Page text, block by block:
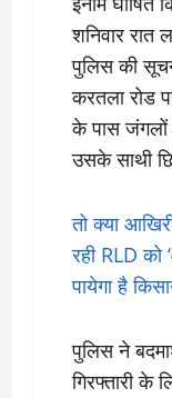
शनिवार रात
पुलिस की
करतला रोड
के पास जंगलों
उसके साथी
तो क्या
रही RLD को
पायेगा है
पुलिस ने
गिरफ्तारी के